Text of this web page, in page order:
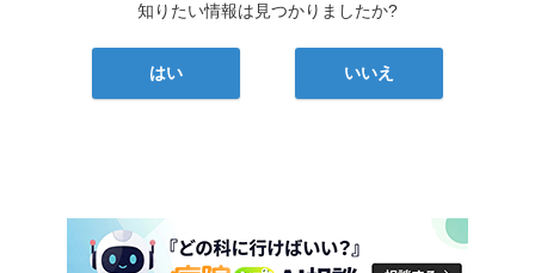
知りたい情報は見つかりましたか?
はい いいえ